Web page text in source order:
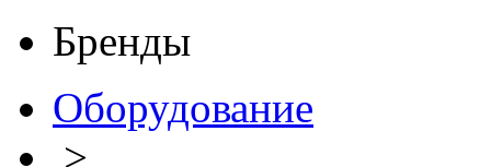
Бренды
Оборудование
>